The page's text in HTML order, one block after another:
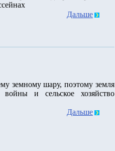
Дальше
земному шару, поэтому земля
войны и сельское хозяйство
Дальше